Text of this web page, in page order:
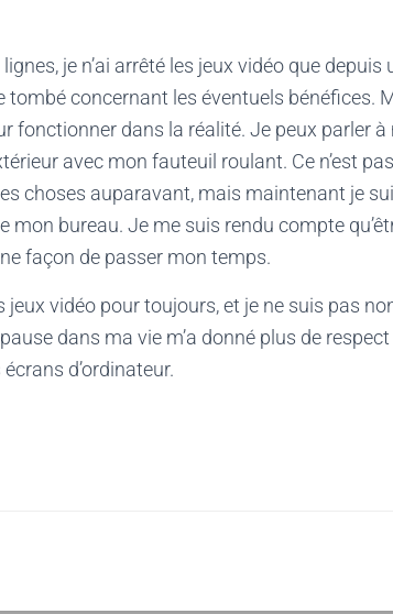
je n’ai arrêté les jeux vidéo que
tombé concernant les éventuels bénéfices.
fonctionner dans la réalité. Je peux parler
avec mon fauteuil roulant. Ce n’est
choses auparavant, mais maintenant je
mon bureau. Je me suis rendu compte
façon de passer mon temps.
jeux vidéo pour toujours, et je ne suis pas
dans ma vie m’a donné plus de
d’ordinateur.